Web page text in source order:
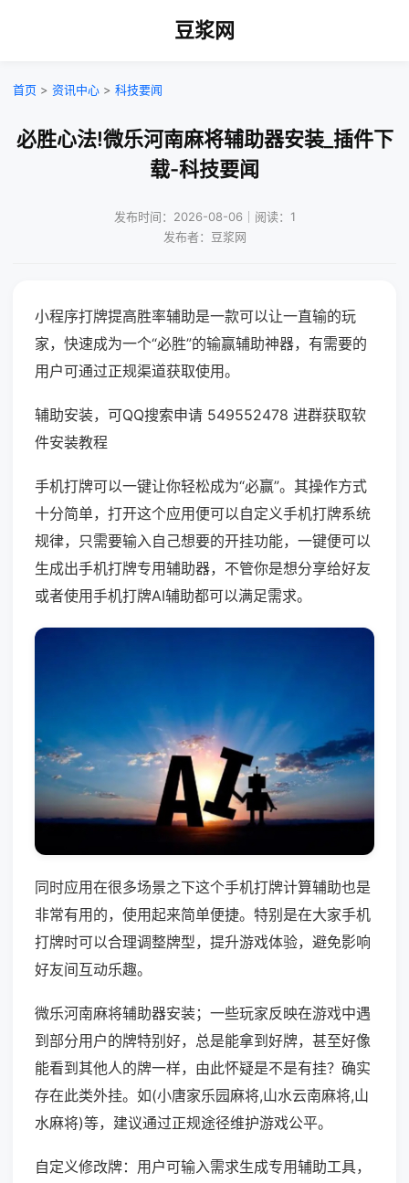
豆浆网
首页 > 资讯中心 > 科技要闻
必胜心法!微乐河南麻将辅助器安装_插件下
载-科技要闻
发布时间：2026-08-06｜阅读：1
发布者：豆浆网
小程序打牌提高胜率辅助是一款可以让一直输的玩
家，快速成为一个“必胜”的输赢辅助神器，有需要的
用户可通过正规渠道获取使用。
辅助安装，可QQ搜索申请 549552478 进群获取软
件安装教程
手机打牌可以一键让你轻松成为“必赢”。其操作方式
十分简单，打开这个应用便可以自定义手机打牌系统
规律，只需要输入自己想要的开挂功能，一键便可以
生成出手机打牌专用辅助器，不管你是想分享给好友
或者使用手机打牌AI辅助都可以满足需求。
同时应用在很多场景之下这个手机打牌计算辅助也是
非常有用的，使用起来简单便捷。特别是在大家手机
打牌时可以合理调整牌型，提升游戏体验，避免影响
好友间互动乐趣。
微乐河南麻将辅助器安装；一些玩家反映在游戏中遇
到部分用户的牌特别好，总是能拿到好牌，甚至好像
能看到其他人的牌一样，由此怀疑是不是有挂？确实
存在此类外挂。如(小唐家乐园麻将,山水云南麻将,山
水麻将)等，建议通过正规途径维护游戏公平。
自定义修改牌：用户可输入需求生成专用辅助工具，